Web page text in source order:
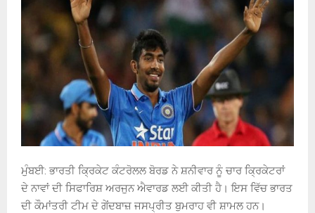
ਮੁੰਬਈ: ਭਾਰਤੀ ਕ੍ਰਿਕੇਟ ਕੰਟਰੋਲਲ ਬੋਰਡ ਨੇ ਸ਼ਨੀਵਾਰ ਨੂੰ ਚਾਰ ਕ੍ਰਿਕੇਟਰਾਂ
ਦੇ ਨਾਵਾਂ ਦੀ ਸਿਫਾਰਿਸ਼ ਅਰਜੁਨ ਐਵਾਰਡ ਲਈ ਕੀਤੀ ਹੈ। ਇਸ ਵਿੱਚ ਭਾਰਤ
ਦੀ ਕੌਮਾਂਤਰੀ ਟੀਮ ਦੇ ਗੇਂਦਬਾਜ਼ ਜਸਪ੍ਰੀਤ ਬੁਮਰਾਹ ਵੀ ਸ਼ਾਮਲ ਹਨ।